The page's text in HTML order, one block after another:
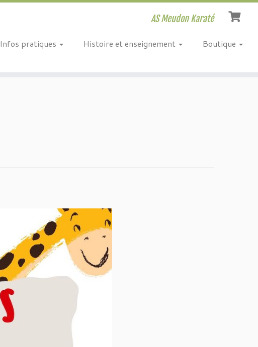
AS Meudon Karaté
Infos pratiques Histoire et enseignement Boutique